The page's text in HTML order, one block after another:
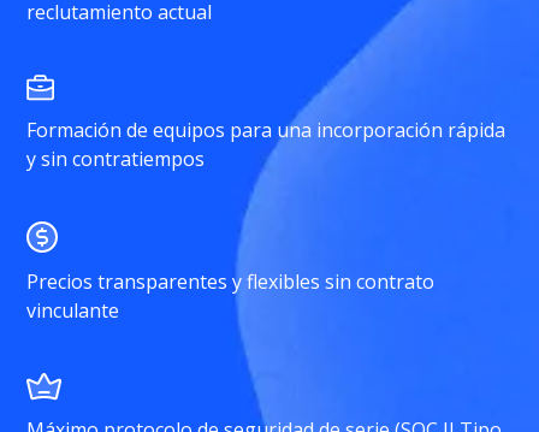
reclutamiento actual
Formación de equipos para una incorporación rápida
y sin contratiempos
Precios transparentes y flexibles sin contrato
vinculante